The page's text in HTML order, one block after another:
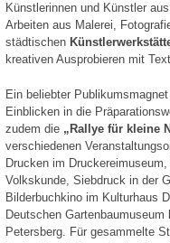
Künstlerinnen und Künstler
Arbeiten aus Malerei,
städtischen
kreativen Ausprobieren mit
Ein beliebter
Einblicken in die
zudem die „Rallye für kleine
verschiedenen
Drucken im
Volkskunde, Siebdruck in der
Bilderbuchkino im Kulturhaus
Deutschen
Petersberg. Für gesammelte